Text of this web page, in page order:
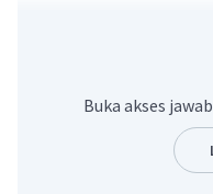
dengan baik
seperti daun,
didapatkan
yang lebih tinggi.
5.0(
Buka akses